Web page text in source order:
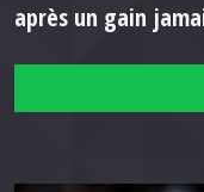
après un gain